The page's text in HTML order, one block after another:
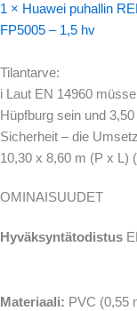
1 × Huawei puhallin
FP5005 – 1,5 hv
Tilantarve:
i
Laut EN 14960
Hüpfburg sein und
Sicherheit – die
10,30 x 8,60 m (P x L)
OMINAISUUDET
Hyväksyntätodistus
Materiaali: PVC (0,55